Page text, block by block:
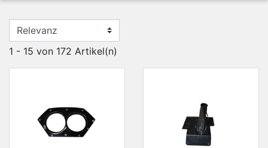
1 - 15 von 172 Artikel(n)